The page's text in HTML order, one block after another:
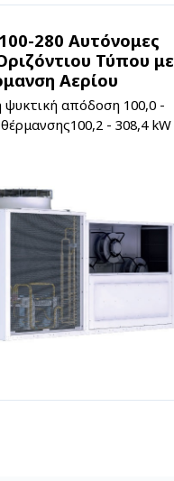
280 Αυτόνομες
Τύπου με
Αερίου
ψυκτική απόδοση 100,0 -
- 308,4 kW